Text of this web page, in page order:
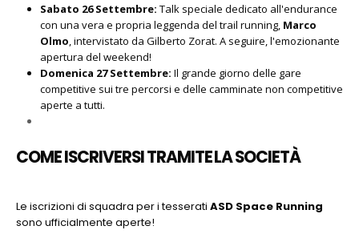
Sabato 26 Settembre: Talk speciale dedicato all'endurance
con una vera e propria leggenda del trail running, Marco
Olmo, intervistato da Gilberto Zorat. A seguire, l'emozionante
apertura del weekend!
Domenica 27 Settembre: Il grande giorno delle gare
competitive sui tre percorsi e delle camminate non competitive
aperte a tutti.
COME ISCRIVERSI TRAMITE LA SOCIETÀ
Le iscrizioni di squadra per i tesserati ASD Space Running
sono ufficialmente aperte!